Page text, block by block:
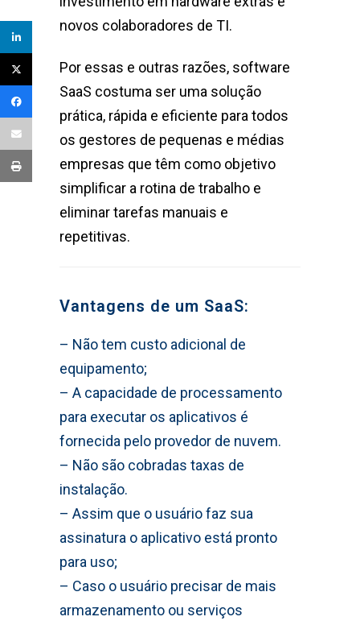
novos colaboradores de TI.
Por essas e outras razões, software
SaaS costuma ser uma solução
prática, rápida e eficiente para todos
os gestores de pequenas e médias
empresas que têm como objetivo
simplificar a rotina de trabalho e
eliminar tarefas manuais e
repetitivas.
Vantagens de um SaaS:
– Não tem custo adicional de
equipamento;
– A capacidade de processamento
para executar os aplicativos é
fornecida pelo provedor de nuvem.
– Não são cobradas taxas de
instalação.
– Assim que o usuário faz sua
assinatura o aplicativo está pronto
para uso;
– Caso o usuário precisar de mais
armazenamento ou serviços